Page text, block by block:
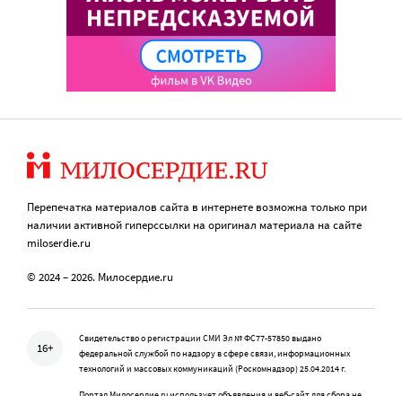
Перепечатка материалов сайта в интернете возможна только при
наличии активной гиперссылки на оригинал материала на сайте
miloserdie.ru
© 2024 – 2026. Милосердие.ru
16+
Свидетельство о регистрации СМИ Эл № ФС77-57850 выдано
федеральной службой по надзору в сфере связи, информационных
технологий и массовых коммуникаций (Роскомнадзор) 25.04.2014 г.